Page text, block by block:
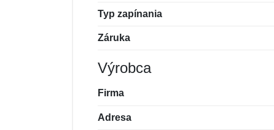
Typ zapínania
Záruka
Výrobca
Firma
Adresa